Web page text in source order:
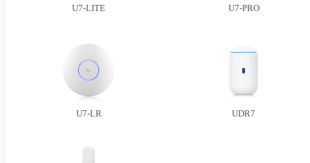
U7-LITE U7-PRO
U7-LR UDR7